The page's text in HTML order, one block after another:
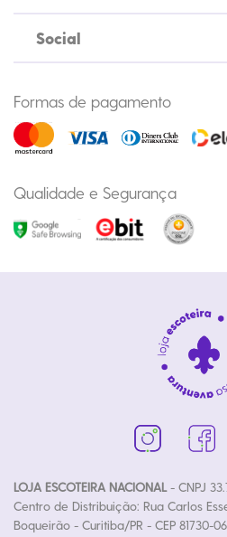
Social
Formas de pagamento
Qualidade e Segurança
LOJA ESCOTEIRA NACIONAL- CNPJ
Centro de Distribuição: Rua Carlos
Boqueirão - Curitiba/PR - CEP 81730-